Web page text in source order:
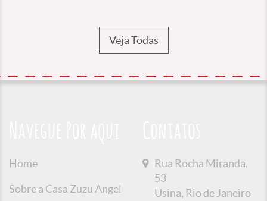
Veja Todas
Home
Sobre a Casa Zuzu Angel
Rua Rocha Miranda,
53
Usina, Rio de Janeiro